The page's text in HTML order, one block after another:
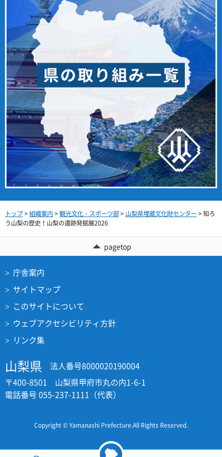
トップ>組織案内>観光文化・スポーツ部> 山梨県埋蔵文化財センター> 知ろ
う山梨の歴史！山梨の遺跡発掘展2026
pagetop
庁舎案内
サイトマップ
このサイトについて
ウェブアクセシビリティ方針
リンク集
山梨県
法人番号8000020190004
〒400-8501 山梨県甲府市丸の内1-6-1
電話番号 055-237-1111（代表）
Copyright © Yamanashi Prefecture.All Rights Reserved.